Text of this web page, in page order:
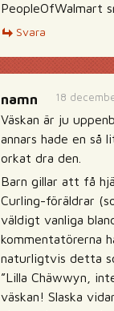
PeopleOfWalmart
Svara
18
namn
Väskan är ju
annars hade en så
orkat dra den.
Barn gillar att få
Curling-föräldrar
väldigt vanliga
kommentatörerna
naturligtvis detta
”Lilla Chäwwyn,
väskan! Slaska